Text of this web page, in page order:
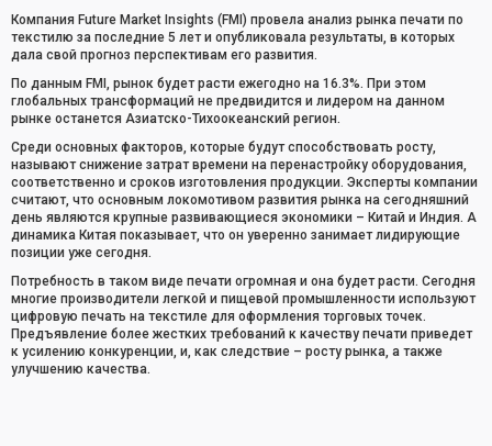
Компания Future Market Insights (FMI) провела анализ рынка печати по
текстилю за последние 5 лет и опубликовала результаты, в которых
дала свой прогноз перспективам его развития.
По данным FMI, рынок будет расти ежегодно на 16.3%. При этом
глобальных трансформаций не предвидится и лидером на данном
рынке останется Азиатско-Тихоокеанский регион.
Среди основных факторов, которые будут способствовать росту,
называют снижение затрат времени на перенастройку оборудования,
соответственно и сроков изготовления продукции. Эксперты компании
считают, что основным локомотивом развития рынка на сегодняшний
день являются крупные развивающиеся экономики – Китай и Индия. А
динамика Китая показывает, что он уверенно занимает лидирующие
позиции уже сегодня.
Потребность в таком виде печати огромная и она будет расти. Сегодня
многие производители легкой и пищевой промышленности используют
цифровую печать на текстиле для оформления торговых точек.
Предъявление более жестких требований к качеству печати приведет
к усилению конкуренции, и, как следствие – росту рынка, а также
улучшению качества.